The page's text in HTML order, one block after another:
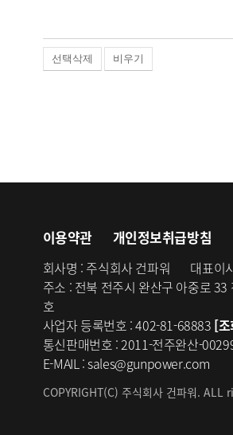
선택삭제 비우기
이용약관 개인정보취급방침
회사명 : 주식회사 건파워 대표이
주소 : 전북 전주시 완산구 아중로
호
사업자 등록번호 :402-81-68883 [
통신판매번호 :2011-전주완산-
E-MAIL :sales@gunpower.com
COPYRIGHT(C) 주식회사 건파워.